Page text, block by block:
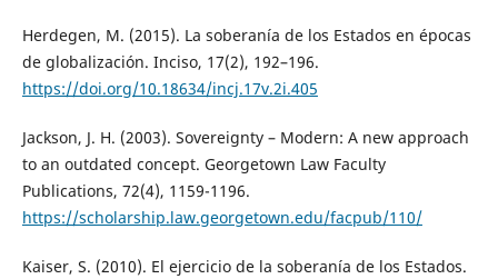
Herdegen, M. (2015). La soberanía de los Estados en épocas
de globalización. Inciso, 17(2), 192–196.
https://doi.org/10.18634/incj.17v.2i.405
Jackson, J. H. (2003). Sovereignty – Modern: A new approach
to an outdated concept. Georgetown Law Faculty
Publications, 72(4), 1159-1196.
https://scholarship.law.georgetown.edu/facpub/110/
Kaiser, S. (2010). El ejercicio de la soberanía de los Estados.